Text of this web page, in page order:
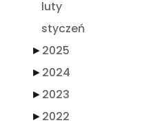
luty
styczeń
►2025
►2024
►2023
►2022